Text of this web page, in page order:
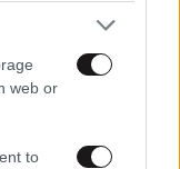
web or
to